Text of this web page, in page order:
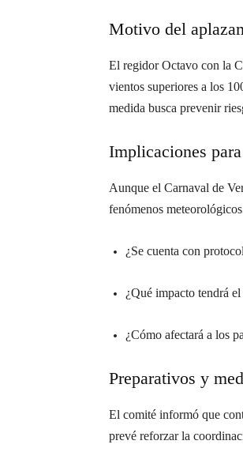
Motivo del
El regidor Octavo con la
vientos superiores a los
medida busca prevenir
Implicaciones
Aunque el Carnaval de
fenómenos
¿Se cuenta con
¿Qué impacto tendrá
¿Cómo afectará a los
Preparativos y
El comité informó que
prevé reforzar la